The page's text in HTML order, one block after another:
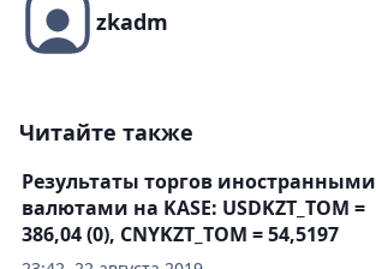
zkadm
Читайте также
Результаты торгов иностранными
валютами на KASE: USDKZT_TOM =
386,04 (0), CNYKZT_TOM = 54,5197